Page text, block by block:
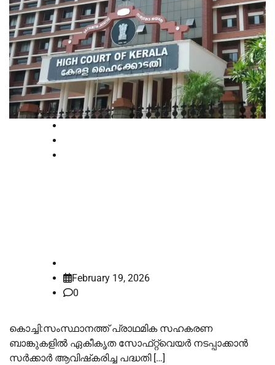
February 19, 2026
0
കൊച്ചി:സംസ്ഥാനത്ത് പ്രാഥമിക സഹകരണ
ബാങ്കുകളിൽ ഏകീകൃത സോഫ്‌റ്റ്‌വെയർ നടപ്പാക്കാൻ
സർക്കാർ ആവിഷ്‌കരിച്ച പദ്ധതി […]